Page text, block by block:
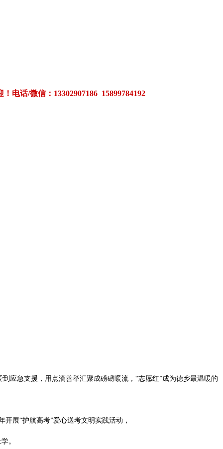
电话/微信：13302907186 15899784192
急支援，用点滴善举汇聚成磅礴暖流，“志愿红”成为德乡最温暖的
展“护航高考”爱心送考文明实践活动，
。